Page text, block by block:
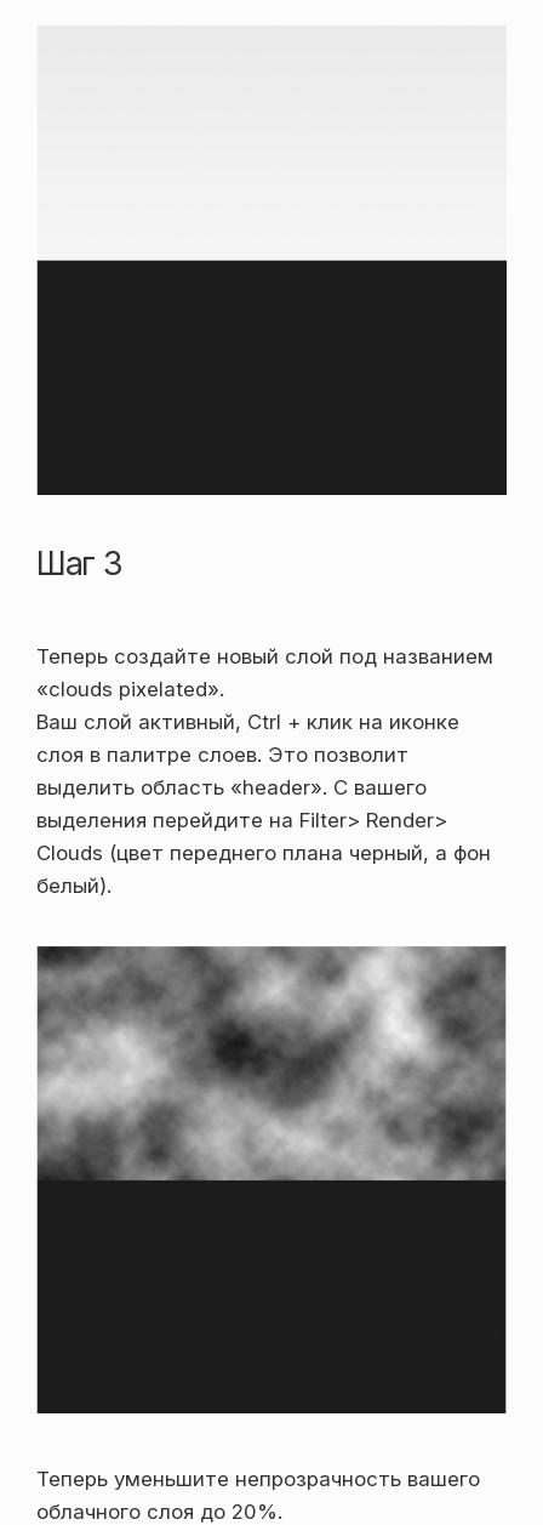
Шаг 3
Теперь создайте новый слой под названием
«clouds pixelated».
Ваш слой активный, Ctrl + клик на иконке
слоя в палитре слоев. Это позволит
выделить область «header». С вашего
выделения перейдите на Filter> Render>
Clouds (цвет переднего плана черный, а фон
белый).
Теперь уменьшите непрозрачность вашего
облачного слоя до 20%.